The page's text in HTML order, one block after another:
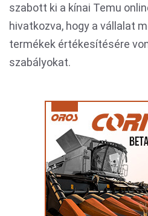
szabott ki a kínai Temu
hivatkozva, hogy a vállalat
termékek értékesítésére
szabályokat.